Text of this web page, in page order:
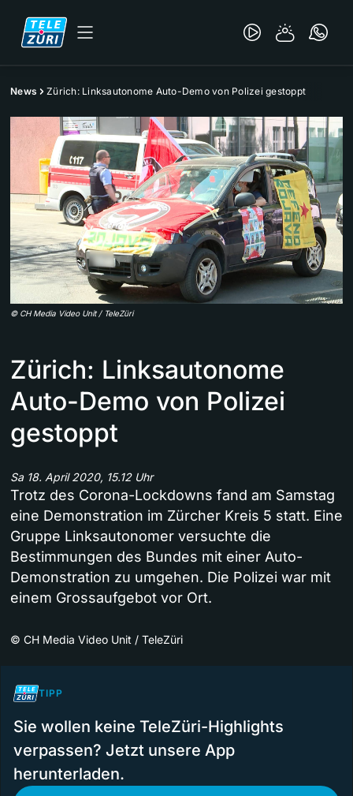
News Zürich: Linksautonome Auto-Demo von Polizei gestoppt
© CH Media Video Unit / TeleZüri
Zürich: Linksautonome
Auto-Demo von Polizei
gestoppt
Sa 18. April 2020, 15.12 Uhr
Trotz des Corona-Lockdowns fand am Samstag
eine Demonstration im Zürcher Kreis 5 statt. Eine
Gruppe Linksautonomer versuchte die
Bestimmungen des Bundes mit einer Auto-
Demonstration zu umgehen. Die Polizei war mit
einem Grossaufgebot vor Ort.
© CH Media Video Unit / TeleZüri
TIPP
Sie wollen keine TeleZüri-Highlights
verpassen? Jetzt unsere App
herunterladen.